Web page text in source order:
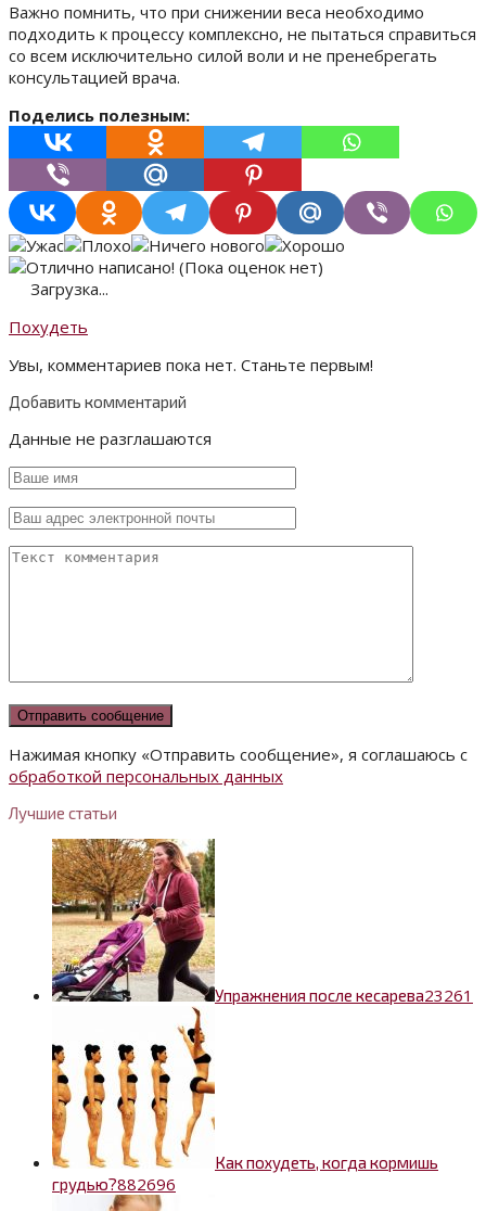
Важно помнить, что при снижении веса необходимо
подходить к процессу комплексно, не пытаться справиться
со всем исключительно силой воли и не пренебрегать
консультацией врача.
Поделись полезным:
(Пока оценок нет)
Загрузка...
Похудеть
Увы, комментариев пока нет. Станьте первым!
Добавить комментарий
Данные не разглашаются
Нажимая кнопку «Отправить сообщение», я соглашаюсь с
обработкой персональных данных
Лучшие статьи
Упражнения после кесарева23261
Как похудеть, когда кормишь
грудью?882696